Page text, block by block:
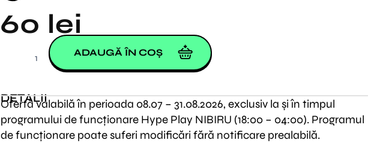
60 lei
TOKENS+card
ADAUGĂ ÎN COȘ
DETALII
Ofertă valabilă în perioada 08.07 – 31.08.2026, exclusiv la și în timpul
programului de funcționare Hype Play NIBIRU (18:00 – 04:00). Programul
de funcționare poate suferi modificări fără notificare prealabilă.